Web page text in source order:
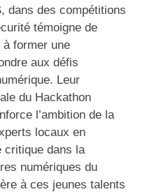
dans des compétitions
témoigne de
à former une
aux défis
Leur
du Hackathon
l’ambition de la
locaux en
critique dans la
numériques du
à ces jeunes talents